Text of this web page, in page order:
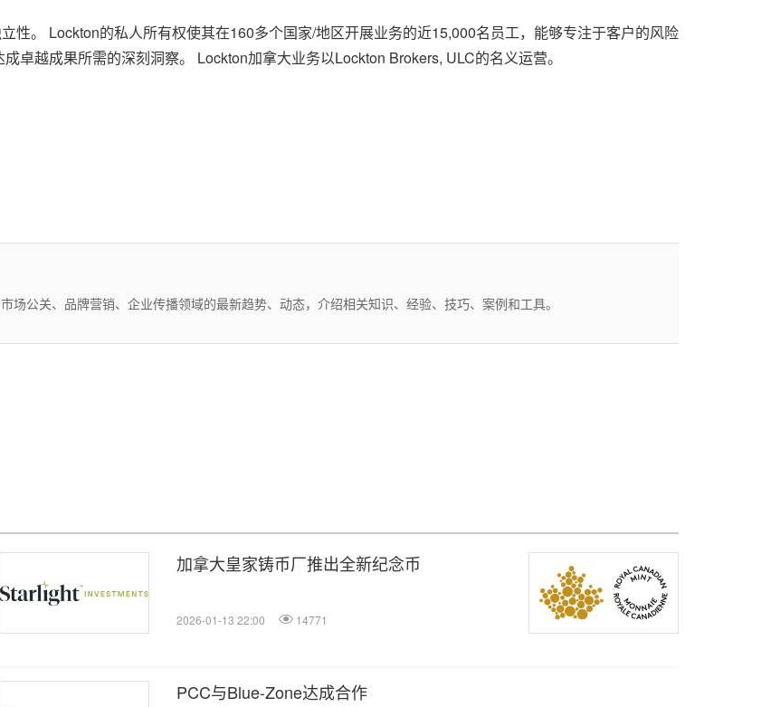
性。 Lockton的私人所有权使其在160多个国家/地区开展业务的近15,000名员工，能够专注于客户的风险
卓越成果所需的深刻洞察。 Lockton加拿大业务以Lockton Brokers, ULC的名义运营。
场公关、品牌营销、企业传播领域的最新趋势、动态，介绍相关知识、经验、技巧、案例和工具。
加拿大皇家铸币厂推出全新纪念币
2026-01-13 22:00 14771
PCC与Blue-Zone达成合作